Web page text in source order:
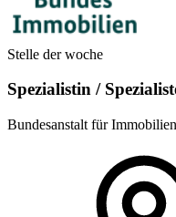
Stelle der woche
Spezialistin /
Bundesanstalt für